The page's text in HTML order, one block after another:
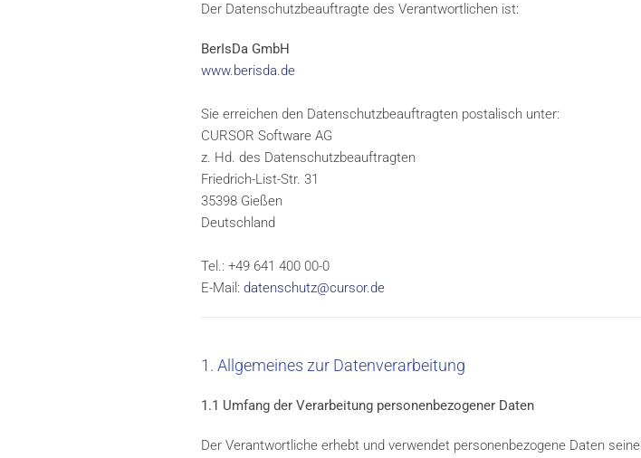
Der Datenschutzbeauftragte des Verantwortlichen ist:
BerIsDa GmbH
www.berisda.de
Sie erreichen den Datenschutzbeauftragten postalisch unter:
CURSOR Software AG
z. Hd. des Datenschutzbeauftragten
Friedrich-List-Str. 31
35398 Gießen
Deutschland
Tel.: +49 641 400 00-0
E-Mail: datenschutz@cursor.de
1. Allgemeines zur Datenverarbeitung
1.1 Umfang der Verarbeitung personenbezogener Daten
Der Verantwortliche erhebt und verwendet personenbezogene Daten